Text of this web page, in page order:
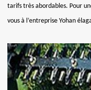
tarifs très abordables. Pour
vous à l’entreprise Yohan